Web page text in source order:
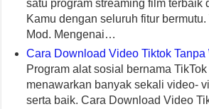
satu program streaming film terbaik
Kamu dengan seluruh fitur
Mod. Mengenai…
Cara Download Video Tiktok Tanpa
Program alat sosial bernama
menawarkan banyak sekali video-
serta baik. Cara Download Video